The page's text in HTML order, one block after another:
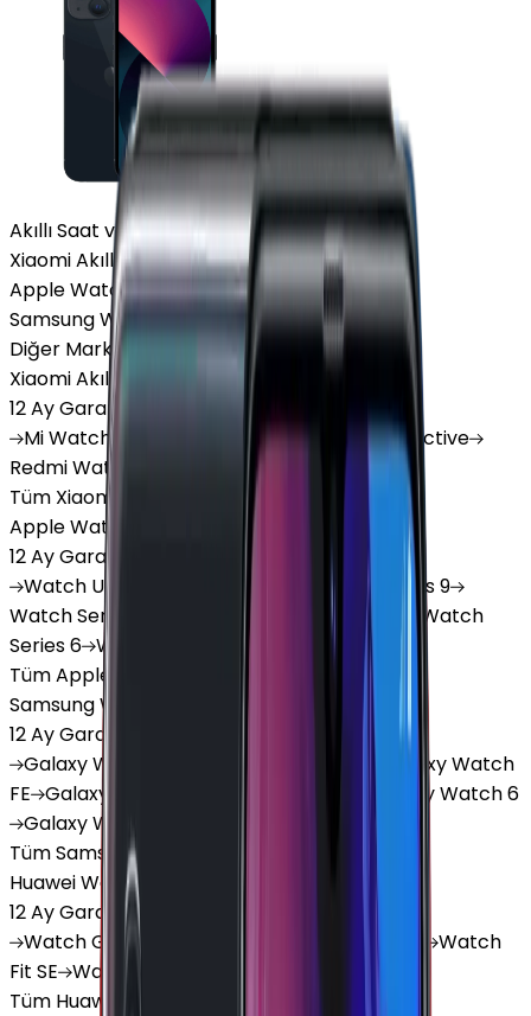
Akıllı Saat ve Bileklik
Xiaomi Akıllı Saat
Apple Watch
Samsung Watch
Diğer Markalar
Xiaomi Akıllı Saat
12 Ay Garanti
MiWatch Watch Lite Redmi
Watch 3 Active
RedmiWatch 5 Lite RedmiWatch 5 Active
Tüm Xiaomi Akıllı Saat'lar
Apple Watch
12 Ay Garanti
Watch Ultra Series 10 Watch
Series 9
WatchSeries 8 Series 7 Watch
Watch
Series 6 Watch
Tüm Apple Watch'lar
Samsung Watch
12 Ay Garanti
GalaxyWatch 7 GalaxyWatch
FE Galaxy GalaxyWatch 6
GalaxyWatch8
Tüm Samsung Watch'lar
Huawei Watch
12 Ay Garanti •6 Taksit
WatchGT 4
Watch
Fit SE Watch
Tüm Huawei Watch'lar